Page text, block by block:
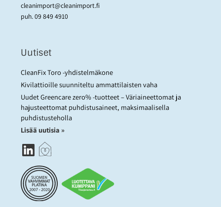
cleanimport@cleanimport.fi
puh.09 849 4910
Uutiset
CleanFix Toro -yhdistelmäkone
Kivilattioille suunniteltu ammattilaisten vaha
Uudet Greencare zero% -tuotteet – Väriaineettomat ja
hajusteettomat puhdistusaineet, maksimaalisella
puhdistusteholla
Lisää uutisia »